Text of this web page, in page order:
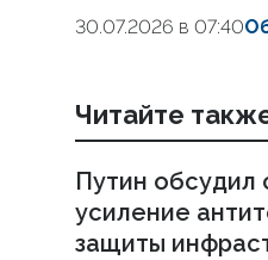
30.07.2026 в 07:40
Читайте
Путин обсудил
усиление
защиты